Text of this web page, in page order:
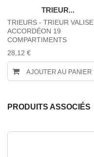
TRIEUR...
TRIEURS - TRIEUR VALISE
ACCORDÉON 19
COMPARTIMENTS
28,12 €
AJOUTER AU PANIER
PRODUITS ASSOCIÉS